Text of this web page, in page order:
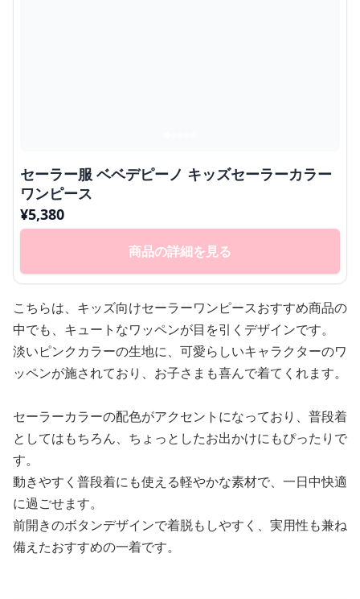
セーラー服 ベベデピーノ キッズセーラーカラー
ワンピース
¥5,380
商品の詳細を見る
こちらは、キッズ向けセーラーワンピースおすすめ商品の
中でも、キュートなワッペンが目を引くデザインです。
淡いピンクカラーの生地に、可愛らしいキャラクターのワ
ッペンが施されており、お子さまも喜んで着てくれます。
セーラーカラーの配色がアクセントになっており、普段着
としてはもちろん、ちょっとしたお出かけにもぴったりで
す。
動きやすく普段着にも使える軽やかな素材で、一日中快適
に過ごせます。
前開きのボタンデザインで着脱もしやすく、実用性も兼ね
備えたおすすめの一着です。